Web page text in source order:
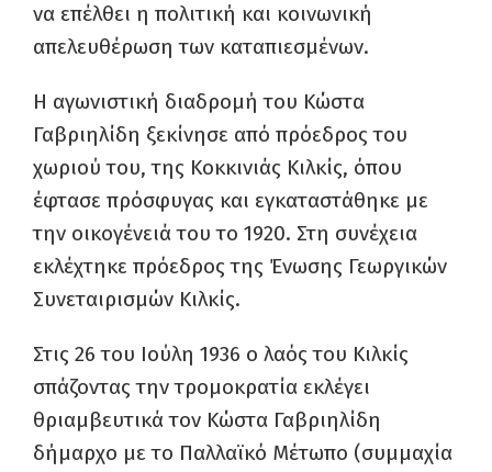
να επέλθει η πολιτική και κοινωνική
απελευθέρωση των καταπιεσμένων.
Η αγωνιστική διαδρομή του Κώστα
Γαβριηλίδη ξεκίνησε από πρόεδρος του
χωριού του, της Κοκκινιάς Κιλκίς, όπου
έφτασε πρόσφυγας και εγκαταστάθηκε με
την οικογένειά του το 1920. Στη συνέχεια
εκλέχτηκε πρόεδρος της Ένωσης Γεωργικών
Συνεταιρισμών Κιλκίς.
Στις 26 του Ιούλη 1936 ο λαός του Κιλκίς
σπάζοντας την τρομοκρατία εκλέγει
θριαμβευτικά τον Κώστα Γαβριηλίδη
δήμαρχο με το Παλλαϊκό Μέτωπο (συμμαχία